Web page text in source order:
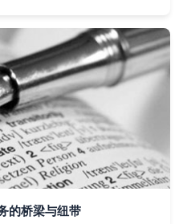
的桥梁与纽带